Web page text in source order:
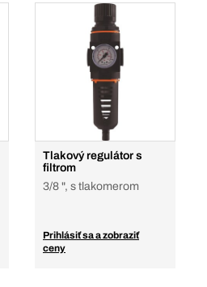
Tlakový regulátor s
filtrom
3/8 ", s tlakomerom
Prihlásiť sa a zobraziť
ceny